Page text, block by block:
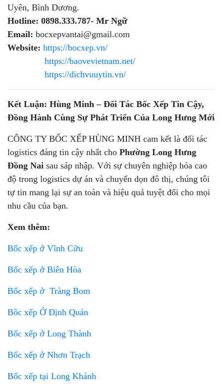
Uyên, Bình Dương.
Hotline: 0898.333.787- Mr Ngữ
Email: bocxepvantai@gmail.com
Website: https://bocxep.vn/
https://baovevietnam.net/
https://dichvuuytin.vn/
Kết Luận: Hùng Minh – Đối Tác Bốc Xếp Tin Cậy,
Đồng Hành Cùng Sự Phát Triển Của Long Hưng Mới
CÔNG TY BỐC XẾP HÙNG MINH cam kết là đối tác
logistics đáng tin cậy nhất cho Phường Long Hưng
Đồng Nai sau sáp nhập. Với sự chuyên nghiệp hóa cao
độ trong logistics dự án và chuyển dọn đô thị, chúng tôi
tự tin mang lại sự an toàn và hiệu quả tuyệt đối cho mọi
nhu cầu của bạn.
Xem thêm:
Bốc xếp ở Vĩnh Cữu
Bốc xếp ở Biên Hòa
Bốc xếp ở Tràng Bom
Bôc xếp Ở Định Quán
Bốc xếp ở Long Thành
Bốc xếp ở Nhơn Trạch
Bốc xếp tại Long Khánh